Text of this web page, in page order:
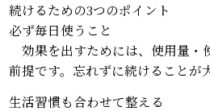
続けるための3つのポイント
必ず毎日使うこと
効果を出すためには、使用量・
前提です。忘れずに続けることが
生活習慣も合わせて整える